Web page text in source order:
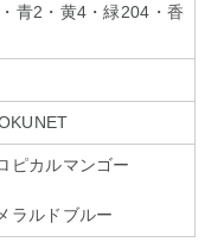
青2・黄4・緑204・香
ピカルマンゴー
ラルドブルー